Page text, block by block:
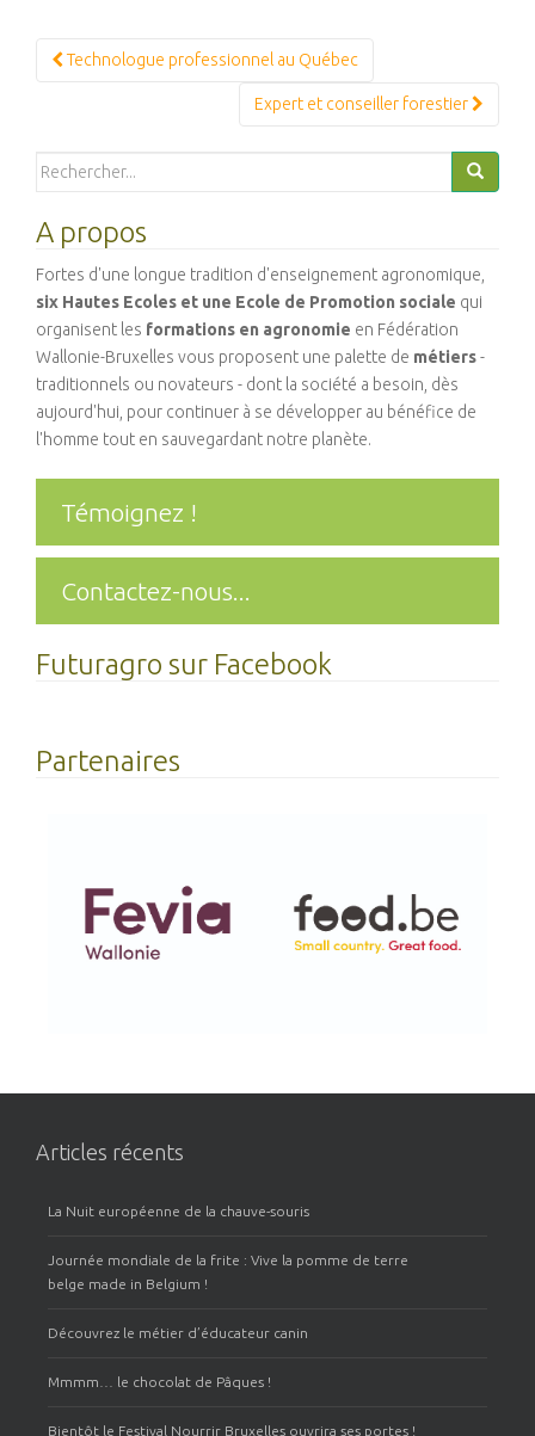
Navigation
Technologue professionnel au Québec
Expert et conseiller forestier
Search
A propos
Fortes d'une longue tradition d'enseignement agronomique,
six Hautes Ecoles et une Ecole de Promotion sociale qui
organisent les formations en agronomie en Fédération
Wallonie-Bruxelles vous proposent une palette de métiers-
traditionnels ou novateurs - dont la société a besoin, dès
aujourd'hui, pour continuer à se développer au bénéfice de
l'homme tout en sauvegardant notre planète.
Témoignez !
Contactez-nous...
Futuragro sur Facebook
Partenaires
Articles récents
La Nuit européenne de la chauve-souris
Journée mondiale de la frite : Vive la pomme de terre
belge made in Belgium !
Découvrez le métier d’éducateur canin
Mmmm… le chocolat de Pâques !
Bientôt le Festival Nourrir Bruxelles ouvrira ses portes !